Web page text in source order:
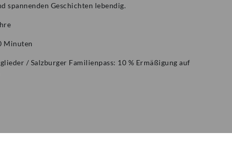
spannenden Geschichten lebendig.
Minuten
/ Salzburger Familienpass: 10 % Ermäßigung auf